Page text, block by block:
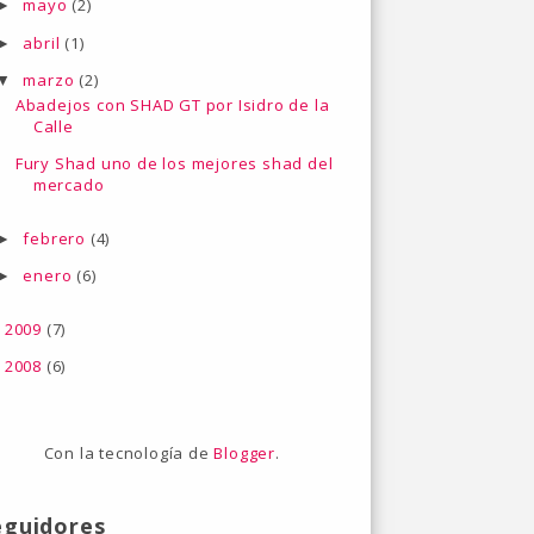
mayo (2)
abril (1)
marzo (2)
Abadejos con SHAD GT por Isidro de la
Calle
Fury Shad uno de los mejores shad del
mercado
febrero (4)
enero (6)
2009 (7)
2008 (6)
Con la tecnología deBlogger.